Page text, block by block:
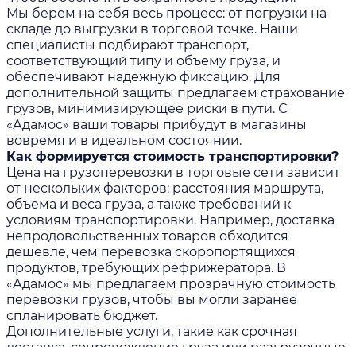
Мы берем на себя весь процесс: от погрузки на
складе до выгрузки в торговой точке. Наши
специалисты подбирают транспорт,
соответствующий типу и объему груза, и
обеспечивают надежную фиксацию. Для
дополнительной защиты предлагаем страхование
грузов, минимизирующее риски в пути. С
«Адамос» ваши товары прибудут в магазины
вовремя и в идеальном состоянии.
Как формируется стоимость транспортировки?
Цена на грузоперевозки в торговые сети зависит
от нескольких факторов: расстояния маршрута,
объема и веса груза, а также требований к
условиям транспортировки. Например, доставка
непродовольственных товаров обходится
дешевле, чем перевозка скоропортящихся
продуктов, требующих рефрижератора. В
«Адамос» мы предлагаем прозрачную стоимость
перевозки грузов, чтобы вы могли заранее
спланировать бюджет.
Дополнительные услуги, такие как срочная